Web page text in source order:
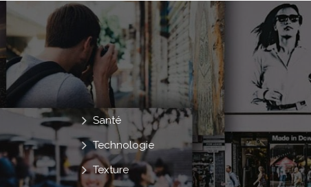
Santé
Technologie
Texture